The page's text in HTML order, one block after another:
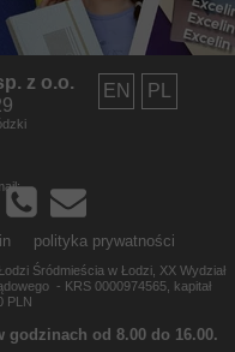
polityka prywatności
EN PL
Śródmieścia w Łodzi, XX Wydział
- KRS 0000974565, kapitał
PLN
godzinach od 8.00 do 16.00.
z o.o.